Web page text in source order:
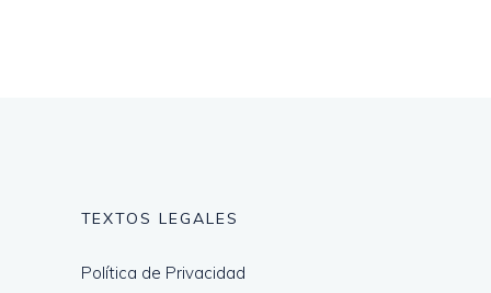
TEXTOS LEGALES
Política de Privacidad